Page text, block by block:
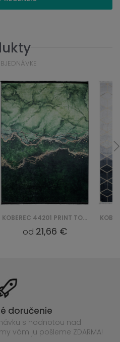
KOBEREC 29340 PRINT TOSCANA
od21,66 €
doručenie
s hodnotou nad
vám ju pošleme ZDARMA!